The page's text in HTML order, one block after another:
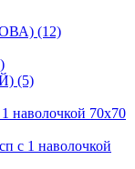
(12)
(5)
наволочкой 70х70
с 1 наволочкой